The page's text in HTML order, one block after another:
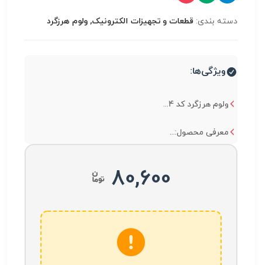
دسته بندی: قطعات و تجهیزات الکترونیک, ولوم هرزگرد
ویژگی‌ها:
ولوم هرزگرد کد 4...
معرفی محصول:...
80,600